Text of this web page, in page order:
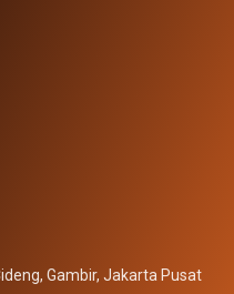
Gambir, Jakarta Pusat